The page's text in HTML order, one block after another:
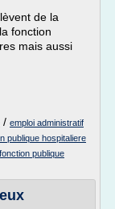
de la
fonction
mais aussi
/ emploi administratif
publique hospitaliere
publique